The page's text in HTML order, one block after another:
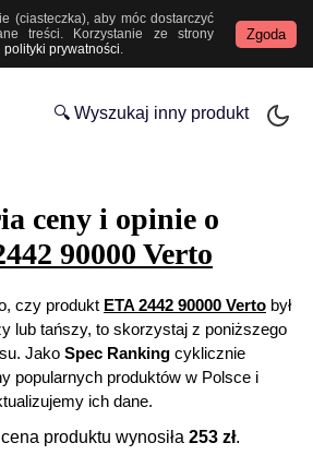
(ciasteczka), aby móc dostarczyć
treści. Korzystanie ze strony
polityki prywatności.
Zgoda
🔍 Wyszukaj inny produkt
ceny i opinie o
90000 Verto
czy produkt ETA 2442 90000 Verto był
lub tańszy, to skorzystaj z poniższego
Jako Spec Rankingcyklicznie
popularnych produktów w Polsce i
ich dane.
produktu wynosiła 253 zł.